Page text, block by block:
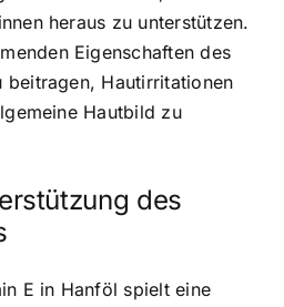
heraus zu unterstützen.
Eigenschaften des
beitragen, Hautirritationen
Hautbild zu
des
E in Hanföl spielt eine